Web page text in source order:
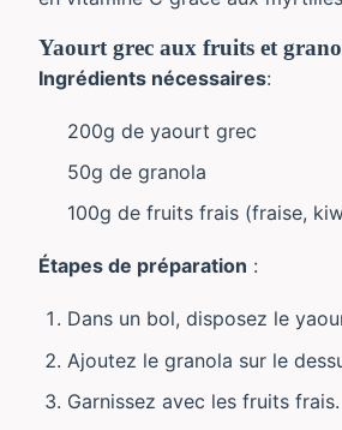
Yaourt grec aux fruits et
Ingrédients nécessaires:
200g de yaourt grec
50g de granola
100g de fruits frais (fraise,
Étapes de préparation :
Dans un bol, disposez le
Ajoutez le granola sur le
Garnissez avec les fruits frais.